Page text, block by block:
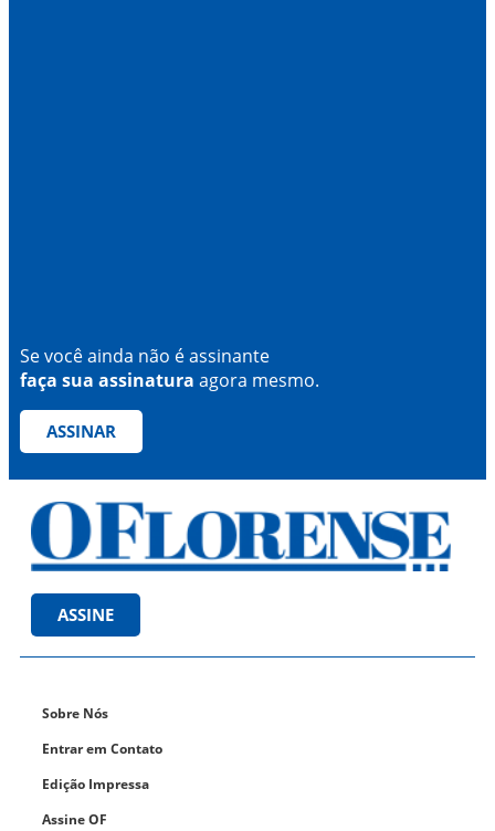
Se você ainda não é assinante
faça sua assinatura agora mesmo.
ASSINAR
ASSINE
Sobre Nós
Entrar em Contato
Edição Impressa
Assine OF